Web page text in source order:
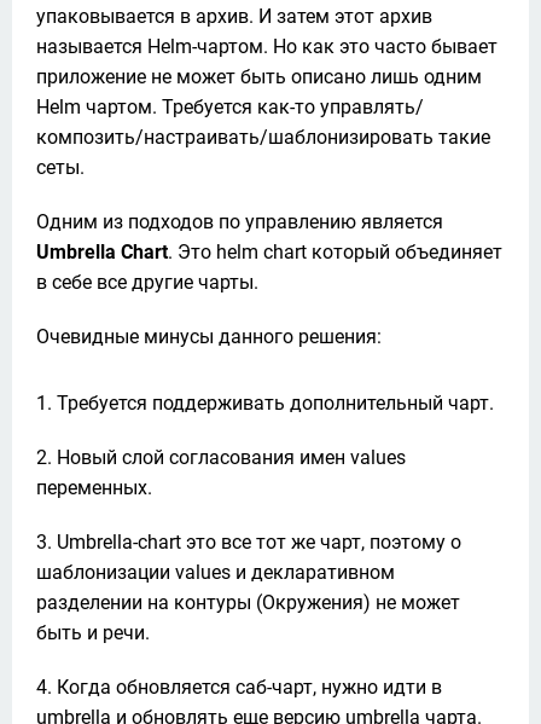
упаковывается в архив. И затем этот архив
называется Helm-чартом. Но как это часто бывает
приложение не может быть описано лишь одним
Helm чартом. Требуется как-то управлять/
композить/настраивать/шаблонизировать такие
сеты.
Umbrella Chart. Это helm chart который объединяет
в себе все другие чарты.
Очевидные минусы данного решения:
Требуется поддерживать дополнительный чарт.
Новый слой согласования имен values
переменных.
Umbrella-chart это все тот же чарт, поэтому о
шаблонизации values и декларативном
разделении на контуры (Окружения) не может
быть и речи.
Когда обновляется саб-чарт, нужно идти в
umbrella и обновлять еще версию umbrella чарта.